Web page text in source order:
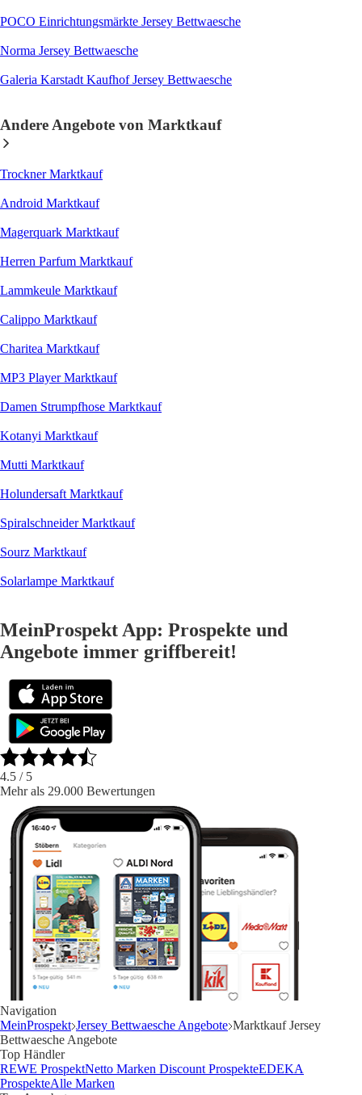
POCO Einrichtungsmärkte Jersey Bettwaesche
Norma Jersey Bettwaesche
Galeria Karstadt Kaufhof Jersey Bettwaesche
Andere Angebote von Marktkauf
Trockner Marktkauf
Android Marktkauf
Magerquark Marktkauf
Herren Parfum Marktkauf
Lammkeule Marktkauf
Calippo Marktkauf
Charitea Marktkauf
MP3 Player Marktkauf
Damen Strumpfhose Marktkauf
Kotanyi Marktkauf
Mutti Marktkauf
Holundersaft Marktkauf
Spiralschneider Marktkauf
Sourz Marktkauf
Solarlampe Marktkauf
MeinProspekt App: Prospekte und
Angebote immer griffbereit!
4.5 / 5
Mehr als 29.000 Bewertungen
Navigation
MeinProspekt Jersey Bettwaesche Angebote Marktkauf Jersey
Bettwaesche Angebote
Top Händler
REWE ProspektNetto Marken Discount ProspekteEDEKA
ProspekteAlle Marken